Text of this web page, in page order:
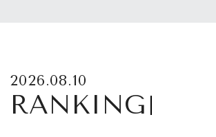
2026.08.10
RANKING